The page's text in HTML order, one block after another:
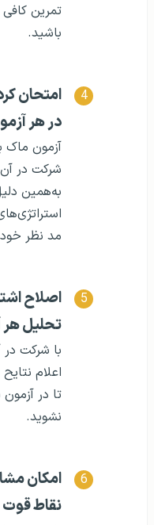
تمرین کافی
باشید.
امتحان
در هر
آزمون ماک
شرکت در آن
به‌همین
مد نظر
اصلاح
تحلیل هر
با شرکت
اعلام
تا در
نشوید.
امکان
نقاط قوت